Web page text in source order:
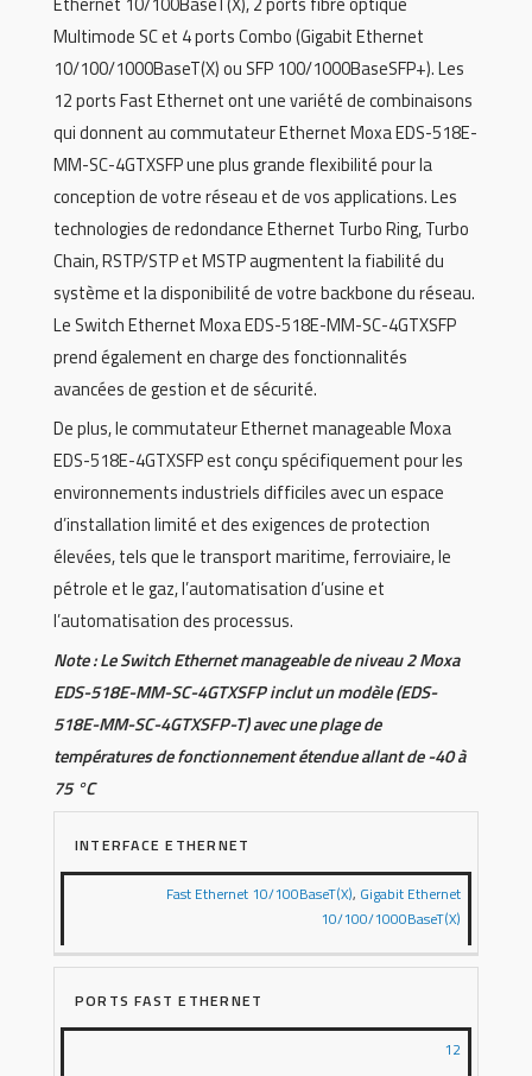
Multimode SC et 4 ports Combo (Gigabit Ethernet
10/100/1000BaseT(X) ou SFP 100/1000BaseSFP+). Les
12 ports Fast Ethernet ont une variété de combinaisons
qui donnent au commutateur Ethernet Moxa EDS-518E-
MM-SC-4GTXSFP une plus grande flexibilité pour la
conception de votre réseau et de vos applications. Les
technologies de redondance Ethernet Turbo Ring, Turbo
Chain, RSTP/STP et MSTP augmentent la fiabilité du
système et la disponibilité de votre backbone du réseau.
Le Switch Ethernet Moxa EDS-518E-MM-SC-4GTXSFP
prend également en charge des fonctionnalités
avancées de gestion et de sécurité.
De plus, le commutateur Ethernet manageable Moxa
EDS-518E-4GTXSFP est conçu spécifiquement pour les
environnements industriels difficiles avec un espace
d’installation limité et des exigences de protection
élevées, tels que le transport maritime, ferroviaire, le
pétrole et le gaz, l’automatisation d’usine et
l’automatisation des processus.
Note : Le Switch Ethernet manageable de niveau 2 Moxa
EDS-518E-MM-SC-4GTXSFP inclut un modèle (EDS-
518E-MM-SC-4GTXSFP-T) avec une plage de
températures de fonctionnement étendue allant de -40 à
75 °C
INTERFACE ETHERNET
Fast Ethernet 10/100BaseT(X), Gigabit Ethernet
10/100/1000BaseT(X)
PORTS FAST ETHERNET
12